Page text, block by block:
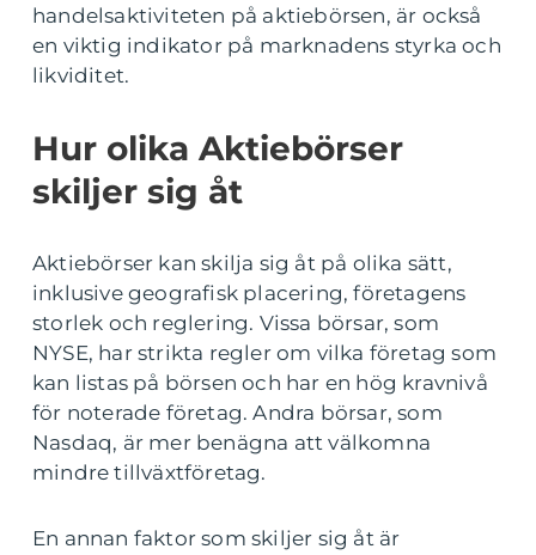
handelsaktiviteten på aktiebörsen, är också
en viktig indikator på marknadens styrka och
likviditet.
Hur olika Aktiebörser
skiljer sig åt
Aktiebörser kan skilja sig åt på olika sätt,
inklusive geografisk placering, företagens
storlek och reglering. Vissa börsar, som
NYSE, har strikta regler om vilka företag som
kan listas på börsen och har en hög kravnivå
för noterade företag. Andra börsar, som
Nasdaq, är mer benägna att välkomna
mindre tillväxtföretag.
En annan faktor som skiljer sig åt är